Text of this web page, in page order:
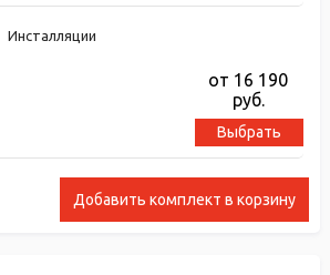
Добавить комплект в корзину
Инсталляции
от 16 190
руб.
Выбрать